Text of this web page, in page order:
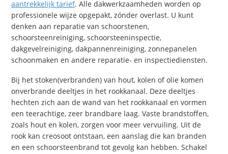
aantrekkelijk tarief. Alle dakwerkzaamheden worden op
professionele wijze opgepakt, zónder overlast. U kunt
denken aan reparatie van schoorstenen,
schoorsteenreiniging, schoorsteeninspectie,
dakgevelreiniging, dakpannenreiniging, zonnepanelen
schoonmaken en andere reparatie- en inspectiediensten.
Bij het stoken(verbranden) van hout, kolen of olie komen
onverbrande deeltjes in het rookkanaal. Deze deeltjes
hechten zich aan de wand van het rookkanaal en vormen
een teerachtige, zeer brandbare laag. Vaste brandstoffen,
zoals hout en kolen, zorgen voor meer vervuiling. Uit de
rook kan creosoot ontstaan, een aanslag die kan branden
en een schoorsteenbrand tot gevolg kan hebben. Schakel